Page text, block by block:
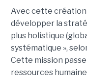
Avec cette création
développer la
plus holistique
systématique »,
Cette mission
ressources